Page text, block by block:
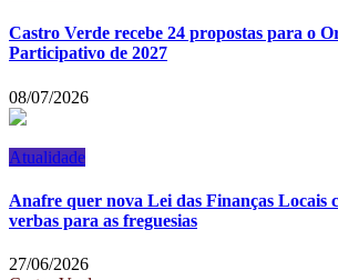
Castro Verde recebe 24 propostas para o
Participativo de 2027
08/07/2026
Atualidade
Anafre quer nova Lei das Finanças Locais
verbas para as freguesias
27/06/2026